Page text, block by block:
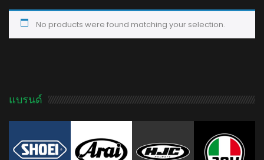
No products were found matching your selection.
แบรนด์